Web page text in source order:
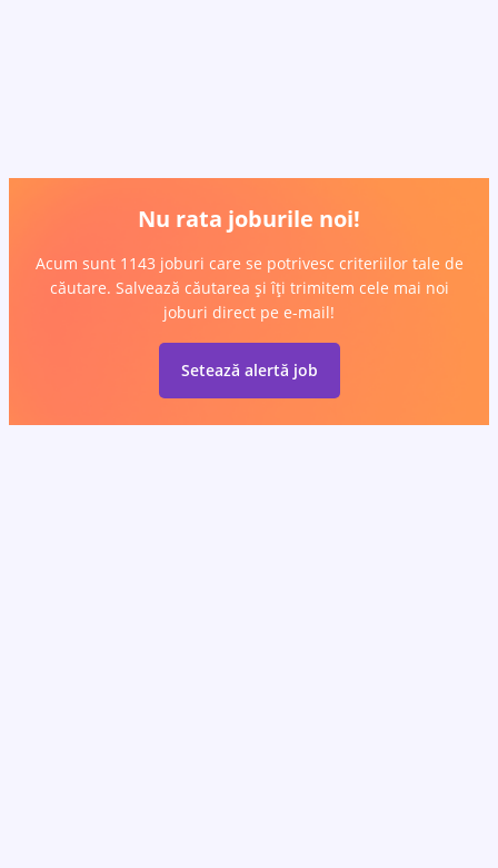
Nu rata joburile noi!
Acum sunt 1143 joburi care se potrivesc criteriilor tale de
căutare. Salvează căutarea și îți trimitem cele mai noi
joburi direct pe e-mail!
Setează alertă job